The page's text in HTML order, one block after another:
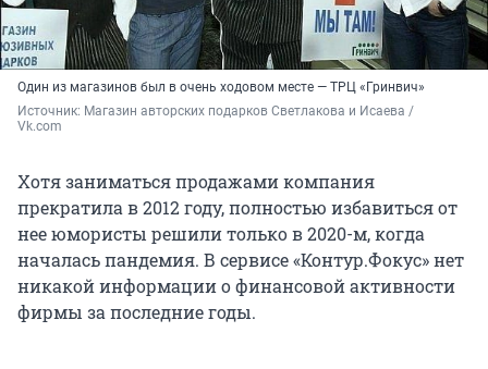
Один из магазинов был в очень ходовом месте — ТРЦ «Гринвич»
Источник: Магазин авторских подарков Светлакова и Исаева /
Vk.com
Хотя заниматься продажами компания
прекратила в 2012 году, полностью избавиться от
нее юмористы решили только в 2020-м, когда
началась пандемия. В сервисе «Контур.Фокус» нет
никакой информации о финансовой активности
фирмы за последние годы.